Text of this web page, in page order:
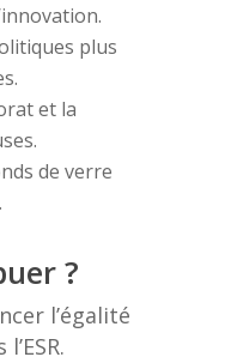
plus
et la
de verre
?
l’égalité